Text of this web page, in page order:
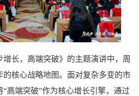
增长，高端突破》的主题演讲中，周
的核心战略地图。面对复杂多变的市
高端突破”作为核心增长引擎，通过